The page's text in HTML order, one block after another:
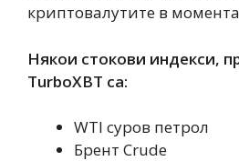
криптовалутите в
Някои стокови индекси,
TurboXBT са:
WTI суров петрол
Брент Crude